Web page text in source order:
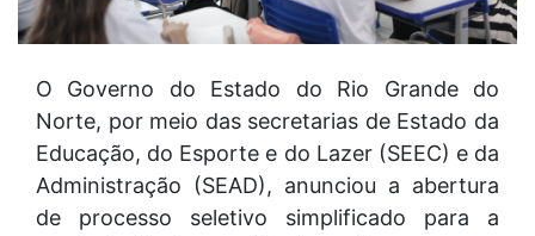
O Governo do Estado do Rio Grande do
Norte, por meio das secretarias de Estado da
Educação, do Esporte e do Lazer (SEEC) e da
Administração (SEAD), anunciou a abertura
de processo seletivo simplificado para a